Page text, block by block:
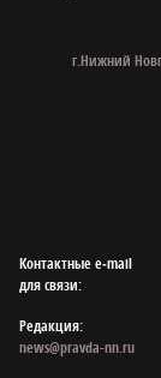
г.Нижний
Контактные e‑mail
для связи:
Редакция:
news@pravda-nn.ru